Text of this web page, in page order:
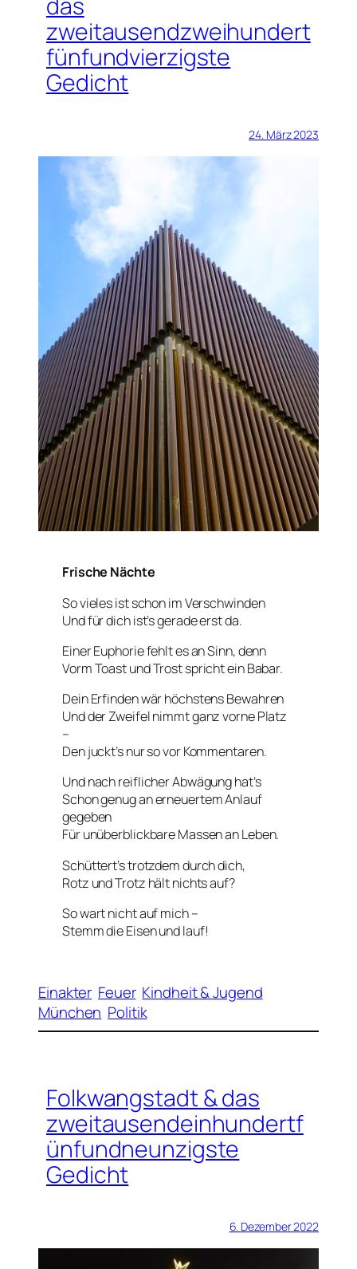
zweitausendzweihundert
fünfundvierzigste
Gedicht
24. März 2023
Frische Nächte
So vieles ist schon im Verschwinden
Und für dich ist’s gerade erst da.
Einer Euphorie fehlt es an Sinn, denn
Vorm Toast und Trost spricht ein Babar.
Dein Erfinden wär höchstens Bewahren
Und der Zweifel nimmt ganz vorne Platz
–
Den juckt’s nur so vor Kommentaren.
Und nach reiflicher Abwägung hat’s
Schon genug an erneuertem Anlauf
gegeben
Für unüberblickbare Massen an Leben.
Schüttert’s trotzdem durch dich,
Rotz und Trotz hält nichts auf?
So wart nicht auf mich –
Stemm die Eisen und lauf!
Einakter Feuer Kindheit & Jugend
München Politik
Folkwangstadt & das
zweitausendeinhundertf
ünfundneunzigste
Gedicht
6. Dezember 2022